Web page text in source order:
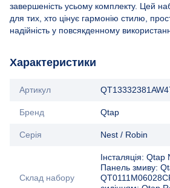
завершеність усьому комплекту. Цей
для тих, хто цінує гармонію стилю,
надійність у повсякденному
Характеристики
Артикул
Бренд Qtap
Серія Nest / Robin
Склад набору
Інсталяція:
Панель змиву: